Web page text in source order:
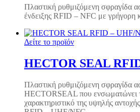
Πλαστική ρυθμιζόμενη σφραγίδα
ένδειξης RFID – NFC με γρήγορη
Δείτε το προϊόν
HECTOR SEAL
Πλαστική ρυθμιζόμενη σφραγίδα
HECTORSEAL που ενσωματώνει
χαρακτηριστικό της υψηλής